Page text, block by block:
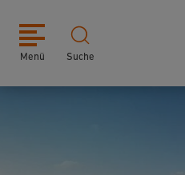
Menü Suche